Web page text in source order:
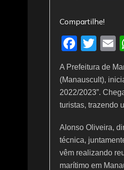
Compartilhe!
F
a
c
e
b
o
o
k
T
w
itt
er
m
l
A Prefeitura de
(Manauscult),
2022/2023”.
turistas, trazendo
Alonso Oliveira,
técnica,
vêm realizando
marítimo em